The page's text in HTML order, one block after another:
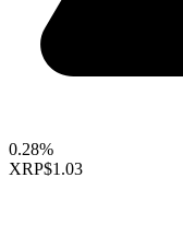
0.28%
XRP$1.03